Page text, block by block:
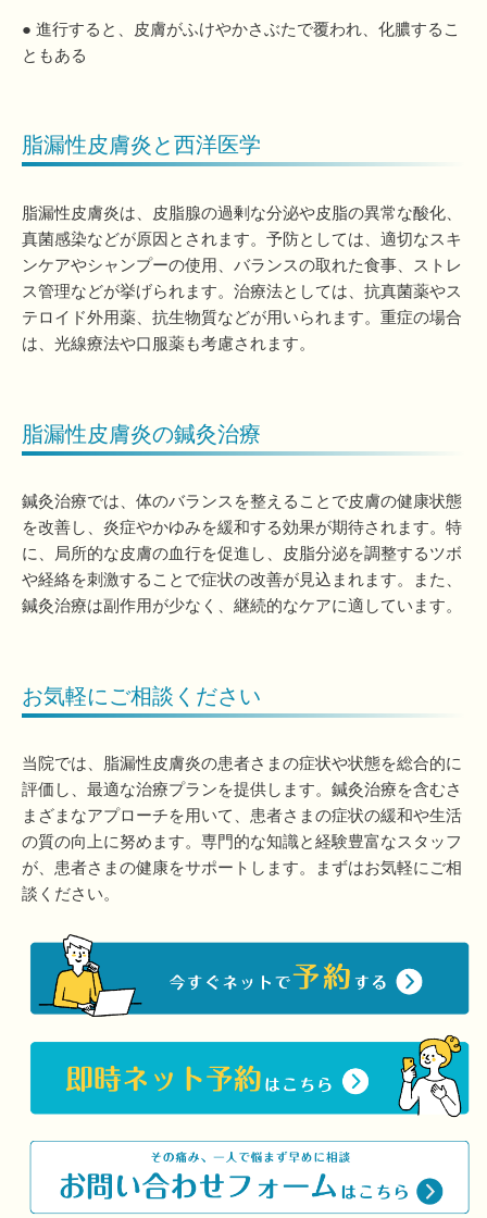
● 進行すると、皮膚がふけやかさぶたで覆われ、化膿するこ
ともある
脂漏性皮膚炎と西洋医学
脂漏性皮膚炎は、皮脂腺の過剰な分泌や皮脂の異常な酸化、
真菌感染などが原因とされます。予防としては、適切なスキ
ンケアやシャンプーの使用、バランスの取れた食事、ストレ
ス管理などが挙げられます。治療法としては、抗真菌薬やス
テロイド外用薬、抗生物質などが用いられます。重症の場合
は、光線療法や口服薬も考慮されます。
脂漏性皮膚炎の鍼灸治療
鍼灸治療では、体のバランスを整えることで皮膚の健康状態
を改善し、炎症やかゆみを緩和する効果が期待されます。特
に、局所的な皮膚の血行を促進し、皮脂分泌を調整するツボ
や経絡を刺激することで症状の改善が見込まれます。また、
鍼灸治療は副作用が少なく、継続的なケアに適しています。
お気軽にご相談ください
当院では、脂漏性皮膚炎の患者さまの症状や状態を総合的に
評価し、最適な治療プランを提供します。鍼灸治療を含むさ
まざまなアプローチを用いて、患者さまの症状の緩和や生活
の質の向上に努めます。専門的な知識と経験豊富なスタッフ
が、患者さまの健康をサポートします。まずはお気軽にご相
談ください。